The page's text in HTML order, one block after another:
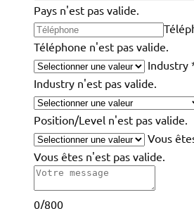
Pays n'est pas valide.
Téléphone n'est pas valide.
Industry
Industry n'est pas valide.
Position/Level n'est pas valide.
Vous
Vous êtes n'est pas valide.
0/800